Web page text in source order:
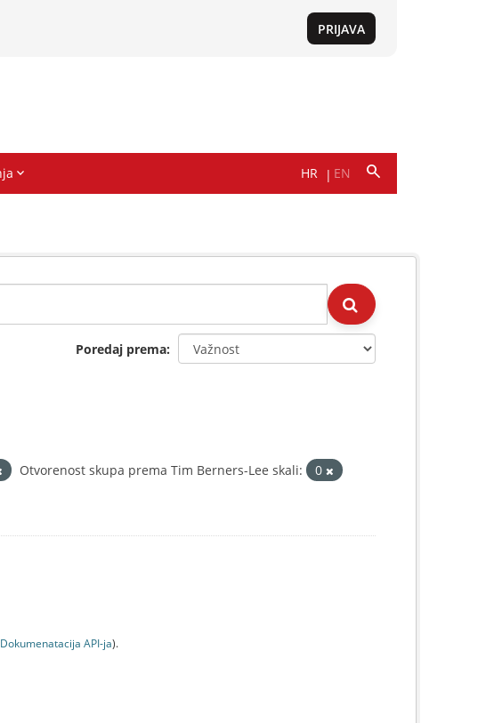
Poredaj prema
Otvorenost skupa prema Tim Berners-Lee skali:
0
Dokumenаtаcijа API-jа).